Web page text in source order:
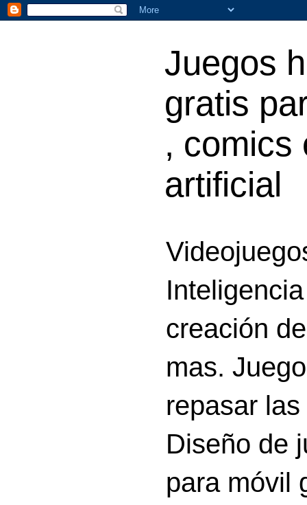
Juegos
gratis
, comics
artificial
creación
mas.
repasar
Diseño de
para móvil